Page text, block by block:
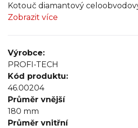
Kotouč diamantový
Zobrazit více
Výrobce:
PROFI-TECH
Kód produktu:
46.00204
Průměr vnější
180 mm
Průměr vnitřní